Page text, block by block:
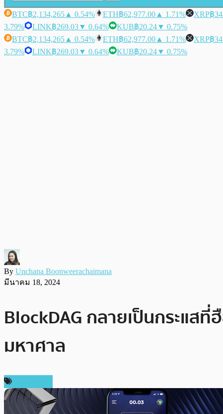
BTC฿2,134,265 ▲ 0.54% ETH฿62,977.00 ▲ 1.71% XRP฿
3.79%
LINK฿269.03▼ 0.64% KUB฿20.24▼ 0.75%
BTC฿2,134,265 ▲ 0.54% ETH฿62,977.00 ▲ 1.71% XRP฿
3.79%
LINK฿269.03▼ 0.64% KUB฿20.24▼ 0.75%
By Unchana Boonweerachaimana
มีนาคม 18, 2024
BlockDAG กลายเป็นกระแสที่
มหาศาล